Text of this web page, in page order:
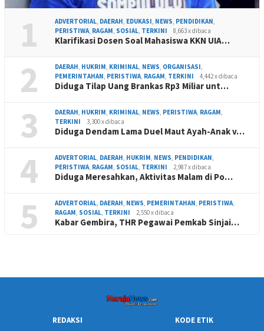
1 ADVERTORIAL DAERAH EDUKASI NEWS PENDIDIKAN
PERISTIWA RAGAM SOSIAL TERKINI 8,663 x dibaca
Klarifikasi Dosen Soal Mahasiswa KKN UIA…
2 DAERAH HUKRIM KRIMINAL NEWS ORGANISASI
PEMERINTAHAN PERISTIWA RAGAM TERKINI 4,442 x dibaca
Diduga Tilap Uang Brankas Rp3 Miliar unt…
3 DAERAH HUKRIM KRIMINAL NEWS PERISTIWA RAGAM
TERKINI
3,300 x dibaca
Diduga Dendam Lama Duel Maut Ayah-Anak v…
4 ADVERTORIAL DAERAH HUKRIM NEWS PENDIDIKAN
PERISTIWA RAGAM SOSIAL TERKINI 2,987 x dibaca
Diduga Meresahkan, Aktivitas Malam di Po…
5 ADVERTORIAL DAERAH NEWS PEMERINTAHAN PERISTIWA
RAGAM SOSIAL TERKINI 2,550 x dibaca
Kabar Gembira, THR Pegawai Pemkab Sinjai…
REDAKSI KODE ETIK